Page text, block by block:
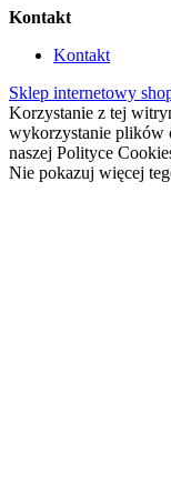
Kontakt
Kontakt
Sklep internetowy
Korzystanie z tej
wykorzystanie plików
naszej Polityce
Nie pokazuj więcej